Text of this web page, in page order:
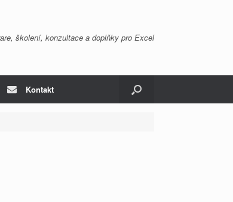
školení, konzultace a doplňky pro Excel
Kontakt